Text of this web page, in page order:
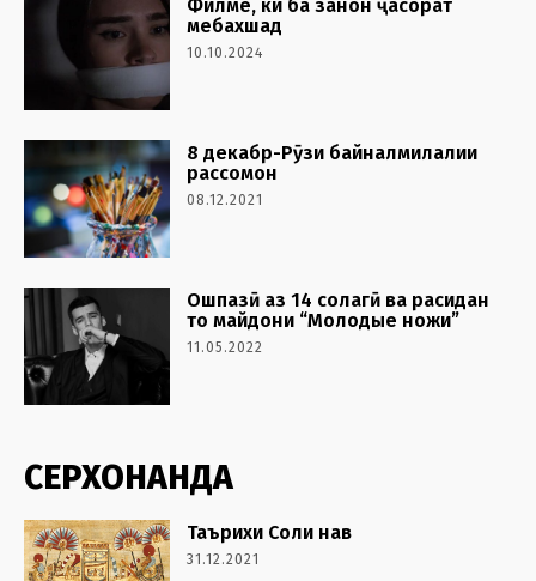
Филме, ки ба занон ҷасорат
мебахшад
10.10.2024
8 декабр-Рӯзи байналмилалии
рассомон
08.12.2021
Ошпазӣ аз 14 солагӣ ва расидан
то майдони “Молодые ножи”
11.05.2022
СЕРХОНАНДА
Таърихи Соли нав
31.12.2021